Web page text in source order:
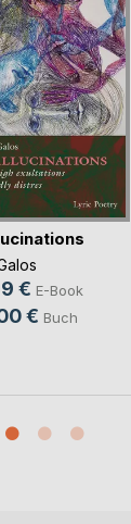
€ E-Book
€ Buch